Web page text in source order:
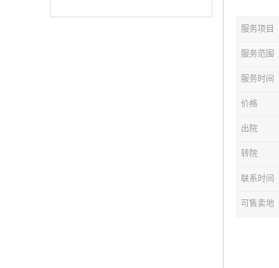
服务项目
服务范围
服务时间
价格
出院
转院
联系时间
可售卖地